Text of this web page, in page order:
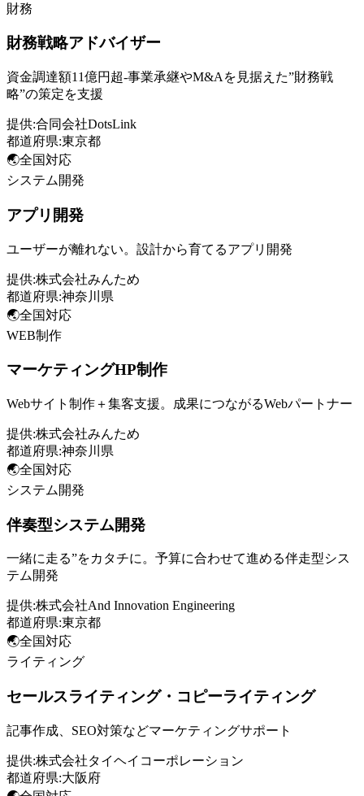
財務
財務戦略アドバイザー
資金調達額11億円超-事業承継やM&Aを見据えた”財務戦
略”の策定を支援
提供:合同会社DotsLink
都道府県:東京都
🌏全国対応
システム開発
アプリ開発
ユーザーが離れない。設計から育てるアプリ開発
提供:株式会社みんため
都道府県:神奈川県
🌏全国対応
WEB制作
マーケティングHP制作
Webサイト制作＋集客支援。成果につながるWebパートナー
提供:株式会社みんため
都道府県:神奈川県
🌏全国対応
システム開発
伴奏型システム開発
一緒に走る”をカタチに。予算に合わせて進める伴走型シス
テム開発
提供:株式会社And Innovation Engineering
都道府県:東京都
🌏全国対応
ライティング
セールスライティング・コピーライティング
記事作成、SEO対策などマーケティングサポート
提供:株式会社タイヘイコーポレーション
都道府県:大阪府